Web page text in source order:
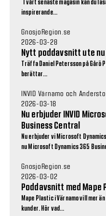
I vårt senaste magasin kan du
inspirerande...
GnosjoRegion.se
2026-03-28
Nytt poddavsnitt ute
Träffa Daniel Petersson på Gårö
berättar...
INVID Värnamo och
2026-03-18
Nu erbjuder INVID
Business Central
Nu erbjuder vi Microsoft
nu Microsoft Dynamics 365
GnosjoRegion.se
2026-03-02
Poddavsnitt med Mape
Mape Plastic i Värnamo vill mer
kunder. Hör vad...